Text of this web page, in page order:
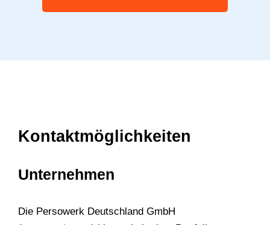
Kontaktmöglichkeiten
Unternehmen
Die Persowerk Deutschland GmbH